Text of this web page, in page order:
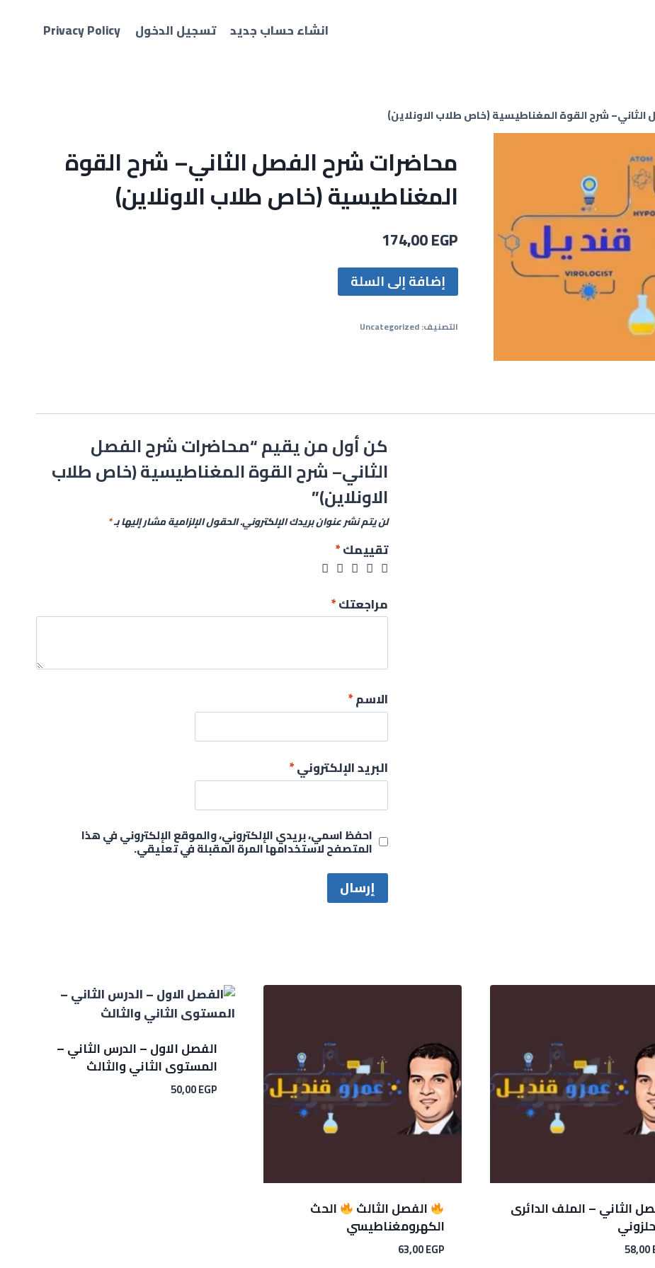
انشاء حساب جديد تسجيل الدخول Privacy Policy
شرح القوة المغناطيسية (خاص طلاب الاونلاين)
محاضرات شرح الفصل الثاني– شرح القوة
المغناطيسية (خاص طلاب الاونلاين)
174,00EGP
إضافة إلى السلة
التصنيف:Uncategorized
كن أول من يقيم “محاضرات شرح الفصل
الثاني– شرح القوة المغناطيسية (خاص طلاب
الاونلاين)”
لن يتم نشر عنوان بريدك الإلكتروني.الحقول الإلزامية مشار إليها بـ*
تقييمك*
مراجعتك*
الاسم*
البريد الإلكتروني*
احفظ اسمي، بريدي الإلكتروني، والموقع الإلكتروني في هذا
المتصفح لاستخدامها المرة المقبلة في تعليقي.
الثاني – الملف الدائرى
58,00
الفصل الثالث الحث
الكهرومغناطيسي
63,00EGP
الفصل الاول – الدرس الثاني –
المستوى الثاني والثالث
50,00EGP